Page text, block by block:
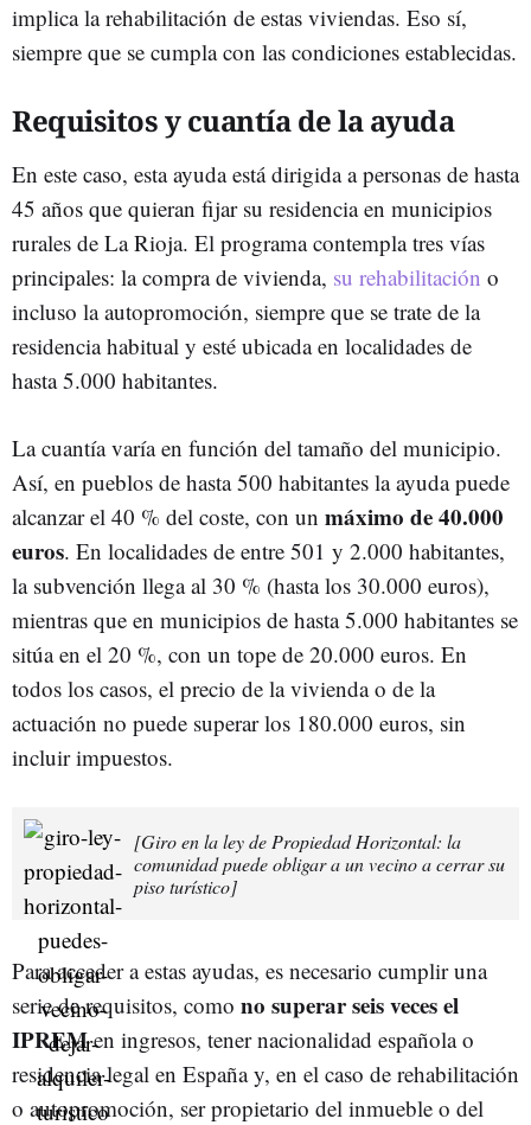
implica la rehabilitación de estas viviendas. Eso sí,
siempre que se cumpla con las condiciones establecidas.
Requisitos y cuantía de la ayuda
En este caso, esta ayuda está dirigida a personas de hasta
45 años que quieran fijar su residencia en municipios
rurales de La Rioja. El programa contempla tres vías
principales: la compra de vivienda, su rehabilitación o
incluso la autopromoción, siempre que se trate de la
residencia habitual y esté ubicada en localidades de
hasta 5.000 habitantes.
La cuantía varía en función del tamaño del municipio.
Así, en pueblos de hasta 500 habitantes la ayuda puede
alcanzar el 40 % del coste, con un máximo de 40.000
euros. En localidades de entre 501 y 2.000 habitantes,
la subvención llega al 30 % (hasta los 30.000 euros),
mientras que en municipios de hasta 5.000 habitantes se
sitúa en el 20 %, con un tope de 20.000 euros. En
todos los casos, el precio de la vivienda o de la
actuación no puede superar los 180.000 euros, sin
incluir impuestos.
[Giro en la ley de Propiedad Horizontal: la
comunidad puede obligar a un vecino a cerrar su
piso turístico]
Para acceder a estas ayudas, es necesario cumplir una
serie de requisitos, como no superar seis veces el
IPREMen ingresos, tener nacionalidad española o
residencia legal en España y, en el caso de rehabilitación
o autopromoción, ser propietario del inmueble o del